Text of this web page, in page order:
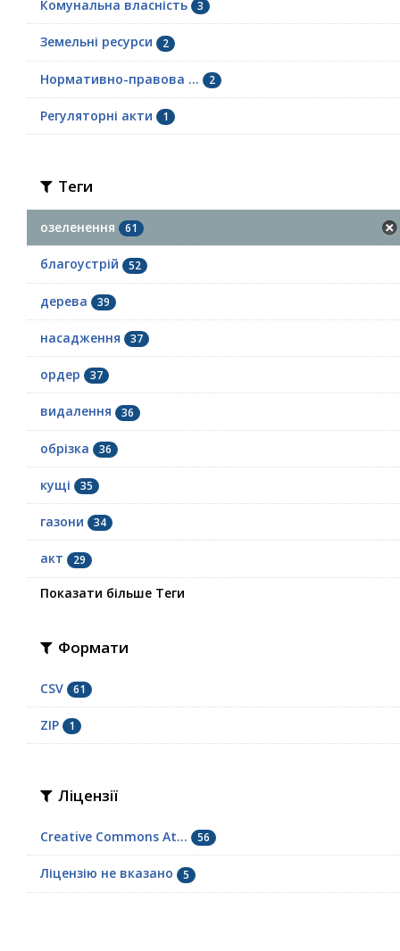
Комунальна власність 3
Земельні ресурси 2
Нормативно-правова ... 2
Регуляторні акти 1
Теги
озеленення 61
благоустрій 52
дерева 39
насадження 37
ордер 37
видалення 36
обрізка 36
кущі 35
газони 34
акт 29
Показати більше Теги
Формати
CSV 61
ZIP 1
Ліцензії
Creative Commons At... 56
Ліцензію не вказано 5